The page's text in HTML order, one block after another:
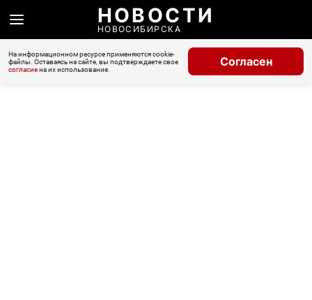
НОВОСТИ
НОВОСИБИРСКА
На информационном ресурсе применяются cookie-
файлы. Оставаясь на сайте, вы подтверждаете свое
согласиена их использование.
Согласен